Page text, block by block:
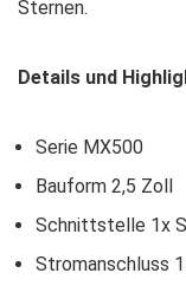
Sternen.
Details und
Serie MX500
Bauform 2,5 Zoll
Schnittstelle 1x
Stromanschluss